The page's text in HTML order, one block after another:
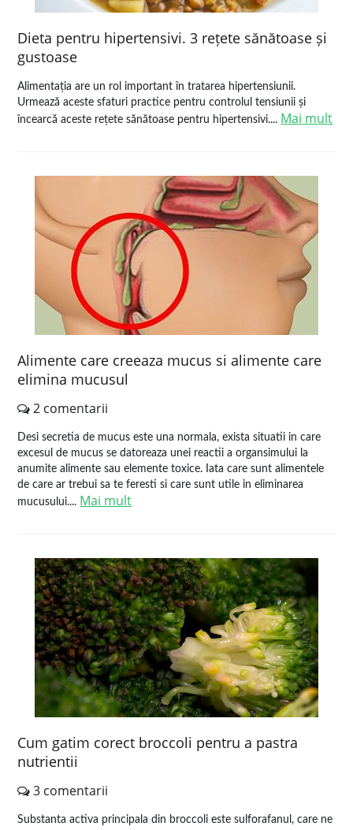
Dieta pentru hipertensivi. 3 rețete sănătoase și
gustoase
Alimentația are un rol important în tratarea hipertensiunii.
Urmează aceste sfaturi practice pentru controlul tensiunii și
încearcă aceste rețete sănătoase pentru hipertensivi.... Mai mult
Alimente care creeaza mucus si alimente care
elimina mucusul
2 comentarii
Desi secretia de mucus este una normala, exista situatii in care
excesul de mucus se datoreaza unei reactii a organsimului la
anumite alimente sau elemente toxice. Iata care sunt alimentele
de care ar trebui sa te feresti si care sunt utile in eliminarea
mucusului.... Mai mult
Cum gatim corect broccoli pentru a pastra
nutrientii
3 comentarii
Substanta activa principala din broccoli este sulforafanul, care ne